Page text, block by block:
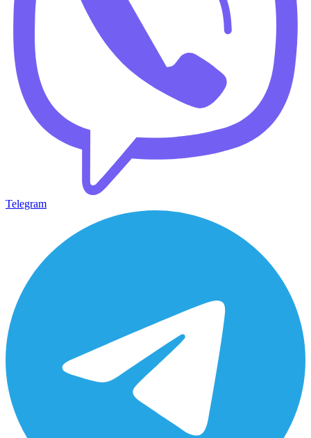
Telegram